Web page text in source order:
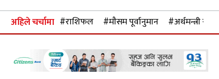
अहिले चर्चामा #राशिफल #माैसम पूर्वानुमान #अर्थमन्त्री